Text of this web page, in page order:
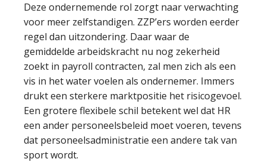
Deze ondernemende rol zorgt naar verwachting
voor meer zelfstandigen. ZZP’ers worden eerder
regel dan uitzondering. Daar waar de
gemiddelde arbeidskracht nu nog zekerheid
zoekt in payroll contracten, zal men zich als een
vis in het water voelen als ondernemer. Immers
drukt een sterkere marktpositie het risicogevoel.
Een grotere flexibele schil betekent wel dat HR
een ander personeelsbeleid moet voeren, tevens
dat personeelsadministratie een andere tak van
sport wordt.